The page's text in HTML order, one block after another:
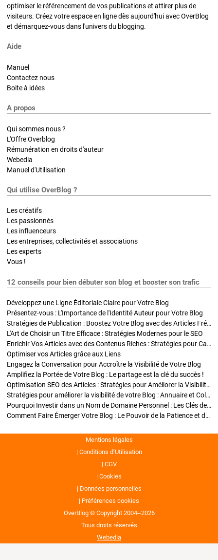
optimiser le référencement de vos publications et attirer plus de
visiteurs. Créez votre espace en ligne dès aujourd'hui avec OverBlog
et démarquez-vous dans l'univers du blogging.
Aide
Manuel
Contactez nous
Boite à idées
A propos
Qui sommes nous ?
L'Offre Overblog
Rémunération en droits d'auteur
Webedia
Manuel d'Utilisation
Qui utilise OverBlog ?
Les créatifs
Les passionnés
Les influenceurs
Les entreprises, collectivités et associations
Les experts
Vous !
12 conseils pour bien débuter son blog et booster son trafic
Développez une Ligne Éditoriale Claire pour Votre Blog
Présentez-vous : L'Importance de l'Identité Auteur pour Votre Blog
Stratégies de Publication : Boostez Votre Blog avec des Articles Fréquents et Exclusifs
L'Art de Choisir un Titre Efficace : Stratégies Modernes pour le SEO
Enrichir Vos Articles avec des Contenus Riches : Stratégies pour Captiver et Optimiser
Optimiser vos Articles grâce aux Liens
Engagez la Conversation pour Accroître la Visibilité de Votre Blog
Amplifiez la Portée de Votre Blog : Le partage est la clé du succès !
Optimisation SEO des Articles : Stratégies pour Améliorer la Visibilité de Votre Blog
Stratégies pour améliorer la visibilité de votre Blog : Annuaire et Collaborations
Pourquoi Investir dans un Nom de Domaine Personnel : Les Clés de la Réussite de Votre Blog
Comment Faire Émerger Votre Blog : Le Pouvoir de la Patience et de la Persévérance
Mentions légales
Conditions d’Utilisation
CGV
Cookies
Données personnelles
Préférences cookies
OverBlog © Copyright 2004--2026
Tous droits réservés
Webedia